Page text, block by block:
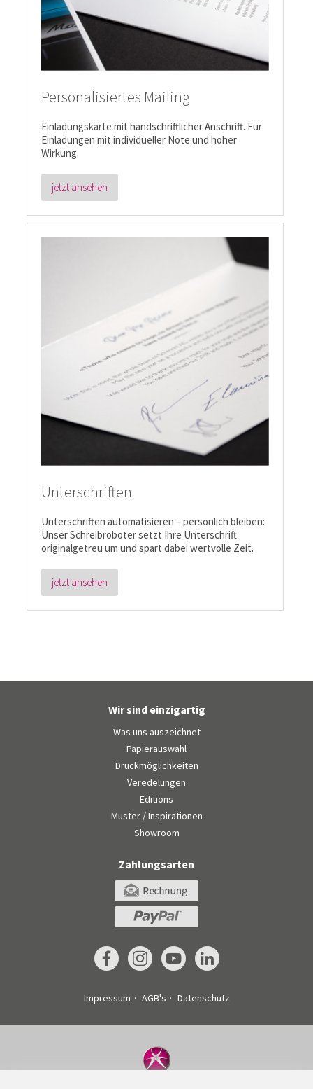
Personalisiertes Mailing
Einladungskarte mit handschriftlicher Anschrift. Für
Einladungen mit individueller Note und hoher
Wirkung.
jetzt ansehen
Unterschriften
Unterschriften automatisieren – persönlich bleiben:
Unser Schreibroboter setzt Ihre Unterschrift
originalgetreu um und spart dabei wertvolle Zeit.
jetzt ansehen
Wir sind einzigartig
Was uns auszeichnet
Papierauswahl
Druckmöglichkeiten
Veredelungen
Editions
Muster / Inspirationen
Showroom
Zahlungsarten
Impressum AGB's Datenschutz